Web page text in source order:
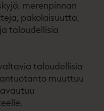
merenpinnan
pakolaisuutta,
taloudellisia
taloudellisia
muuttuu